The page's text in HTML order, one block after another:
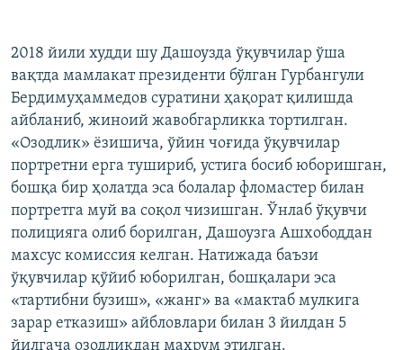
2018 йили худди шу Дашоузда ўқувчилар ўша
вақтда мамлакат президенти бўлган Гурбангули
Бердимуҳаммедов суратини ҳақорат қилишда
айбланиб, жиноий жавобгарликка тортилган.
«Озодлик» ёзишича, ўйин чоғида ўқувчилар
портретни ерга тушириб, устига босиб юборишган,
бошқа бир ҳолатда эса болалар фломастер билан
портретга муй ва соқол чизишган. Ўнлаб ўқувчи
полицияга олиб борилган, Дашоузга Ашхободдан
махсус комиссия келган. Натижада баъзи
ўқувчилар қўйиб юборилган, бошқалари эса
«тартибни бузиш», «жанг» ва «мактаб мулкига
зарар етказиш» айбловлари билан 3 йилдан 5
йилгача озодликдан маҳрум этилган.